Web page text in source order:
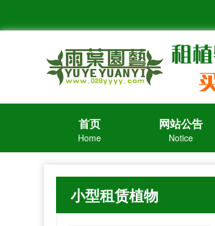
首页
Home
网站公告
Notice
小型租赁植物